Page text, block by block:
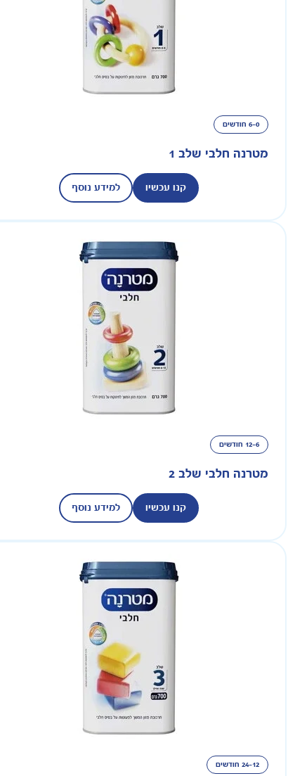
6-0 חודשים
מטרנה חלבי שלב 1
קנו עכשיו למידע נוסף
12-6 חודשים
מטרנה חלבי שלב 2
קנו עכשיו למידע נוסף
24-12 חודשים